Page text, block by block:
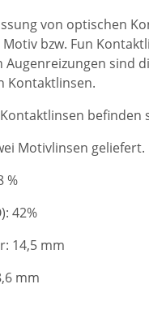
von optischen
bzw. Fun
sind
Kontaktlinsen.
befinden
Motivlinsen geliefert.
%
42%
14,5 mm
mm